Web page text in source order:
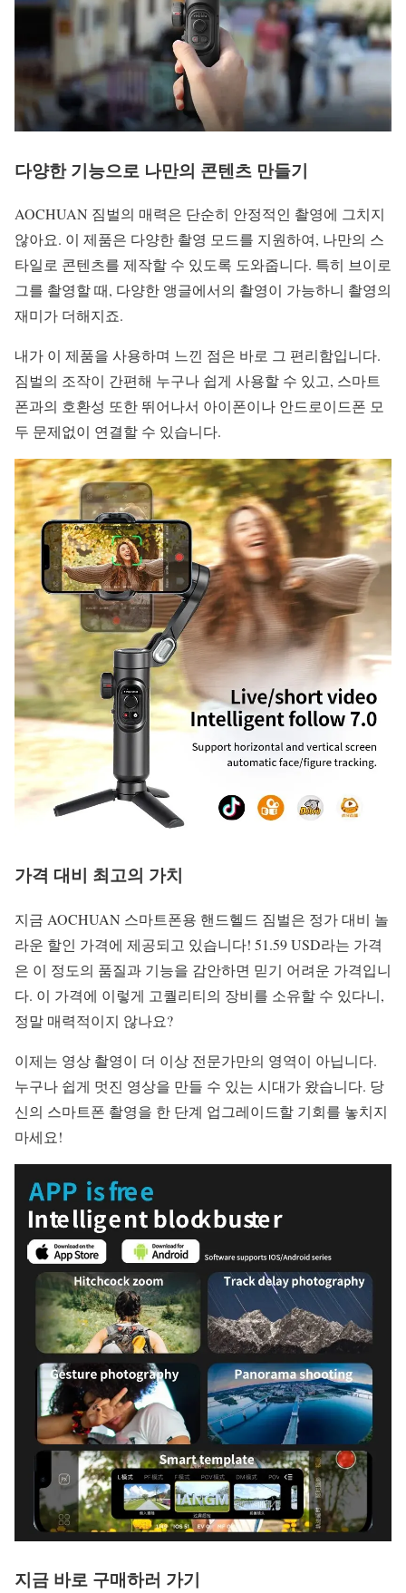
다양한 기능으로 나만의 콘텐츠 만들기
AOCHUAN 짐벌의 매력은 단순히 안정적인 촬영에 그치지
않아요. 이 제품은 다양한 촬영 모드를 지원하여, 나만의 스
타일로 콘텐츠를 제작할 수 있도록 도와줍니다. 특히 브이로
그를 촬영할 때, 다양한 앵글에서의 촬영이 가능하니 촬영의
재미가 더해지죠.
내가 이 제품을 사용하며 느낀 점은 바로 그 편리함입니다.
짐벌의 조작이 간편해 누구나 쉽게 사용할 수 있고, 스마트
폰과의 호환성 또한 뛰어나서 아이폰이나 안드로이드폰 모
두 문제없이 연결할 수 있습니다.
가격 대비 최고의 가치
지금 AOCHUAN 스마트폰용 핸드헬드 짐벌은 정가 대비 놀
라운 할인 가격에 제공되고 있습니다! 51.59 USD라는 가격
은 이 정도의 품질과 기능을 감안하면 믿기 어려운 가격입니
다. 이 가격에 이렇게 고퀄리티의 장비를 소유할 수 있다니,
정말 매력적이지 않나요?
이제는 영상 촬영이 더 이상 전문가만의 영역이 아닙니다.
누구나 쉽게 멋진 영상을 만들 수 있는 시대가 왔습니다. 당
신의 스마트폰 촬영을 한 단계 업그레이드할 기회를 놓치지
마세요!
지금 바로 구매하러 가기